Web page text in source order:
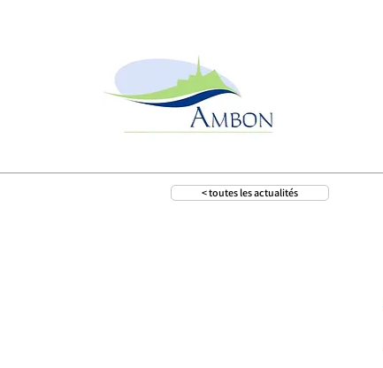
< toutes les actualités